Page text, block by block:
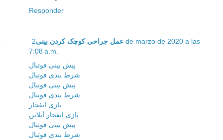
Responder
عمل جراحی کوچک کردن بینی2 de marzo de 2020 a las
7:08 a.m.
پیش بینی فوتبال
شرط بندی فوتبال
پیش بینی فوتبال
شرط بندی فوتبال
بازی انفجار
بازی انفجار آنلاین
پیش بینی فوتبال
شرط بندی فوتبال